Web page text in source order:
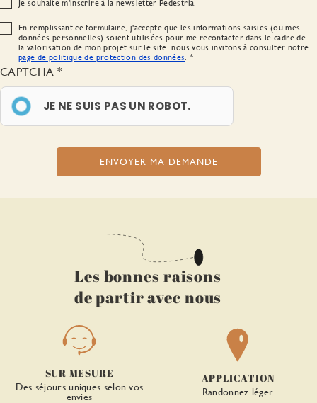
Je souhaite m'inscrire à la newsletter Pedestria.
En remplissant ce formulaire, j'accepte que les informations saisies (ou mes
données personnelles) soient utilisées pour me recontacter dans le cadre de
la valorisation de mon projet sur le site. nous vous invitons à consulter notre
page de politique de protection des données.
CAPTCHA
JE NE SUIS PAS UN ROBOT.
Les bonnes raisons
de partir avec nous
SUR MESURE
Des séjours uniques selon vos
envies
APPLICATION
Randonnez léger